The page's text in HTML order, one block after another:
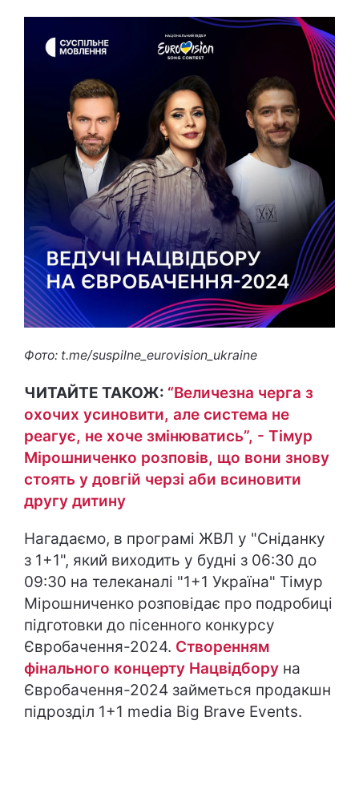
Фото: t.me/suspilne_eurovision_ukraine
ЧИТАЙТЕ ТАКОЖ: “Величезна черга з
охочих усиновити, але система не
реагує, не хоче змінюватись”, - Тімур
Мірошниченко розповів, що вони знову
стоять у довгій черзі аби всиновити
другу дитину
Нагадаємо, в програмі ЖВЛ у "Сніданку
з 1+1", який виходить у будні з 06:30 до
09:30 на телеканалі "1+1 Україна" Тімур
Мірошниченко розповідає про подробиці
підготовки до пісенного конкурсу
Євробачення-2024. Створенням
фінального концерту Нацвідбору на
Євробачення-2024 займеться продакшн
підрозділ 1+1 media Big Brave Events.